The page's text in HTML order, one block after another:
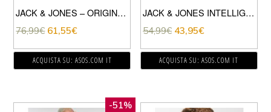
JACK & JONES – ORIGINALS – GIUBBINO ELEGANTE BLU NAVY CON COLLETTO IN PILE BORG
76,99€ 61,55€
ACQUISTA SU: ASOS.COM IT
JACK & JONES INTELLIGENCE – GIACCA A COSTE BEIGE CON COLLETTO IN PILE BORG
54,99€ 43,95€
ACQUISTA SU: ASOS.COM IT
-51%